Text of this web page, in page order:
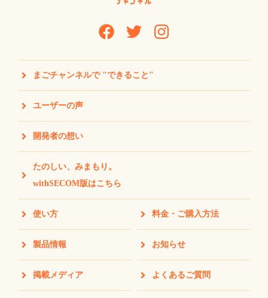
まごチャンネルで "できること"
ユーザーの声
開発者の想い
たのしい、みまもり。
withSECOM版はこちら
使い方 料金・ご購入方法
製品情報 お知らせ
掲載メディア よくあるご質問